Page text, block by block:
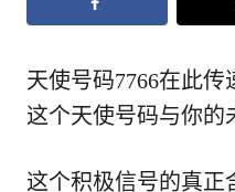
天使号码7766在此传
这个天使号码与你的
这个积极信号的真正